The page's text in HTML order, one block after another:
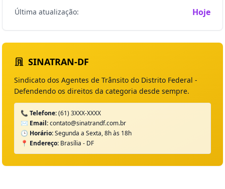
Última atualização: Hoje
SINATRAN-DF
Sindicato dos Agentes de Trânsito do Distrito Federal -
Defendendo os direitos da categoria desde sempre.
📞 Telefone:(61) 3XXX-XXXX
✉️ Email:contato@sinatrandf.com.br
🕒 Horário:Segunda a Sexta, 8h às 18h
📍 Endereço: Brasília - DF